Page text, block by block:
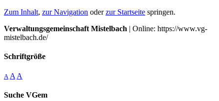
Zum Inhalt, zur Navigation oderzur Startseite springen.
Verwaltungsgemeinschaft Mistelbach | Online: https://www.vg-
mistelbach.de/
Schriftgröße
A A A
Suche VGem